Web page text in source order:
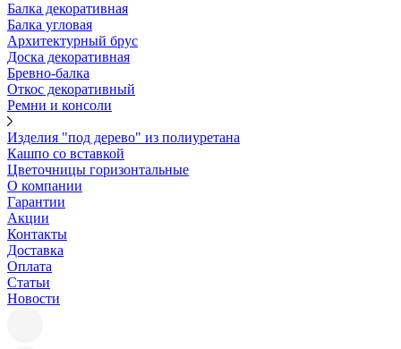
Балка декоративная
Балка угловая
Архитектурный брус
Доска декоративная
Бревно-балка
Откос декоративный
Ремни и консоли
Изделия "под дерево" из полиуретана
Кашпо со вставкой
Цветочницы горизонтальные
О компании
Гарантии
Акции
Контакты
Доставка
Оплата
Статьи
Новости